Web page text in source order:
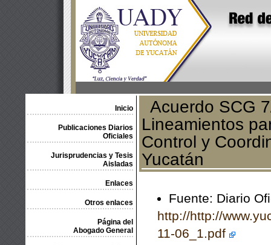
Inicio
Publicaciones Diarios
Oficiales
Jurisprudencias y Tesis
Aisladas
Enlaces
Otros enlaces
Página del
Abogado General
Acuerdo SCG
Lineamientos
Control y
Yucatán
Fuente: Diario
http://http://
11-06_1.pdf